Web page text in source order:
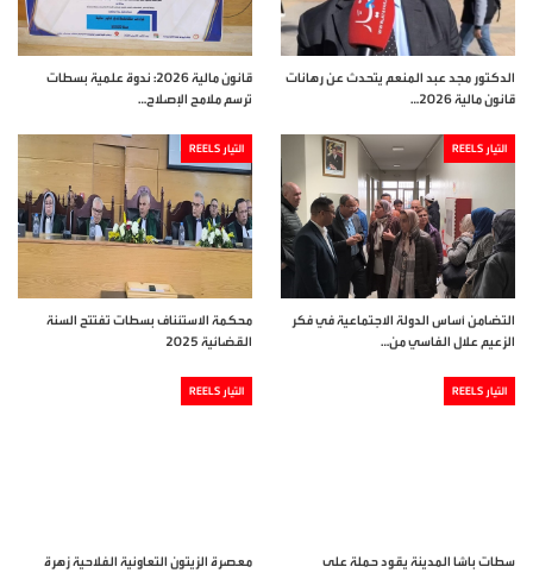
الدكتور مجد عبد المنعم يتحدث عن رهانات
قانون مالية 2026…
قانون مالية 2026: ندوة علمية بسطات
ترسم ملامح الإصلاح…
التيار REELS
التضامن أساس الدولة الاجتماعية في فكر
الزعيم علال الفاسي من…
التيار REELS
محكمة الاستئناف بسطات تفتتح السنة
القضائية 2025
التيار REELS
سطات باشا المدينة يقود حملة على
التيار REELS
معصرة الزيتون التعاونية الفلاحية زهرة